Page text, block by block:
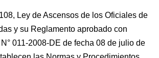
Ley de Ascensos de los Oficiales de
y su Reglamento aprobado con
011-2008-DE de fecha 08 de julio de